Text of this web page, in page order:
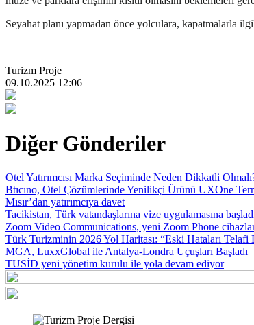
Seyahat planı yapmadan önce yolculara, kapatmalarla
Turizm Proje
09.10.2025 12:06
Diğer Gönderiler
Otel Yatırımcısı Marka Seçiminde Neden Dikkatli
Btıcıno, Otel Çözümlerinde Yenilikçi Ürünü UXOne
Mısır’dan yatırımcıya davet
Tacikistan, Türk vatandaşlarına vize uygulamasına
Zoom Video Communications, yeni Zoom Phone
Türk Turizminin 2026 Yol Haritası: “Eski Hataları Telafi
MGA, LuxxGlobal ile Antalya-Londra Uçuşları Başladı
TUSİD yeni yönetim kurulu ile yola devam ediyor